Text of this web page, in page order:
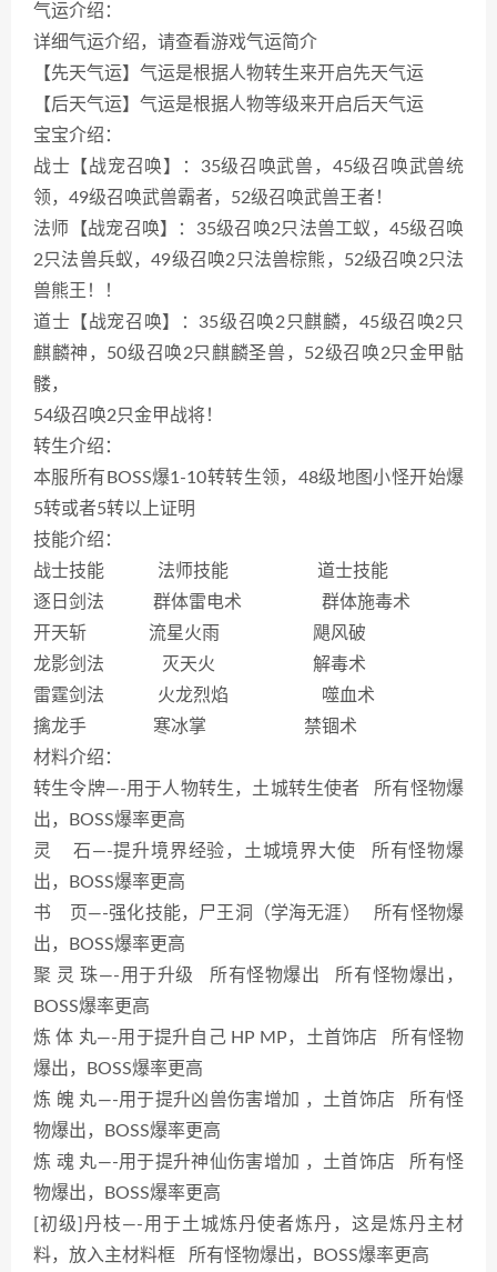
气运介绍：
详细气运介绍，请查看游戏气运简介
【先天气运】气运是根据人物转生来开启先天气运
【后天气运】气运是根据人物等级来开启后天气运
宝宝介绍：
战士【战宠召唤】：35级召唤武兽，45级召唤武兽统
领，49级召唤武兽霸者，52级召唤武兽王者！
法师【战宠召唤】：35级召唤2只法兽工蚁，45级召唤
2只法兽兵蚁，49级召唤2只法兽棕熊，52级召唤2只法
兽熊王！！
道士【战宠召唤】：35级召唤2只麒麟，45级召唤2只
麒麟神，50级召唤2只麒麟圣兽，52级召唤2只金甲骷
髅，
54级召唤2只金甲战将！
转生介绍：
本服所有BOSS爆1-10转转生领，48级地图小怪开始爆
5转或者5转以上证明
技能介绍：
战士技能 法师技能 道士技能
逐日剑法 群体雷电术 群体施毒术
开天斩 流星火雨 飓风破
龙影剑法 灭天火 解毒术
雷霆剑法 火龙烈焰 噬血术
擒龙手 寒冰掌 禁锢术
材料介绍：
转生令牌—-用于人物转生，土城转生使者 所有怪物爆
出，BOSS爆率更高
灵 石—-提升境界经验，土城境界大使 所有怪物爆
出，BOSS爆率更高
书 页—-强化技能，尸王洞（学海无涯） 所有怪物爆
出，BOSS爆率更高
聚 灵 珠—-用于升级 所有怪物爆出 所有怪物爆出，
BOSS爆率更高
炼 体 丸—-用于提升自己 HP MP，土首饰店 所有怪物
爆出，BOSS爆率更高
炼 魄 丸—-用于提升凶兽伤害增加 ，土首饰店 所有怪
物爆出，BOSS爆率更高
炼 魂 丸—-用于提升神仙伤害增加 ，土首饰店 所有怪
物爆出，BOSS爆率更高
[初级]丹枝—-用于土城炼丹使者炼丹，这是炼丹主材
料，放入主材料框 所有怪物爆出，BOSS爆率更高